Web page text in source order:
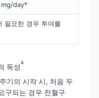
day*
필요한 경우 투여를
독성
a
기의 시작 시, 처음 두
구되는 경우 전혈구